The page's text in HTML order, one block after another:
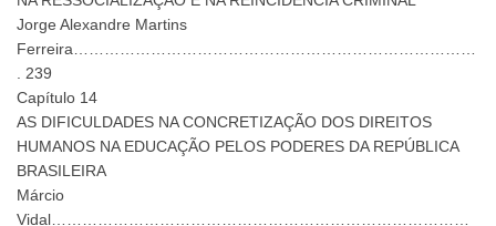
Jorge Alexandre Martins
Ferreira……………………………………………………………………
. 239
Capítulo 14
AS DIFICULDADES NA CONCRETIZAÇÃO DOS DIREITOS
HUMANOS NA EDUCAÇÃO PELOS PODERES DA REPÚBLICA
BRASILEIRA
Márcio
Vidal………………………………………………………………………